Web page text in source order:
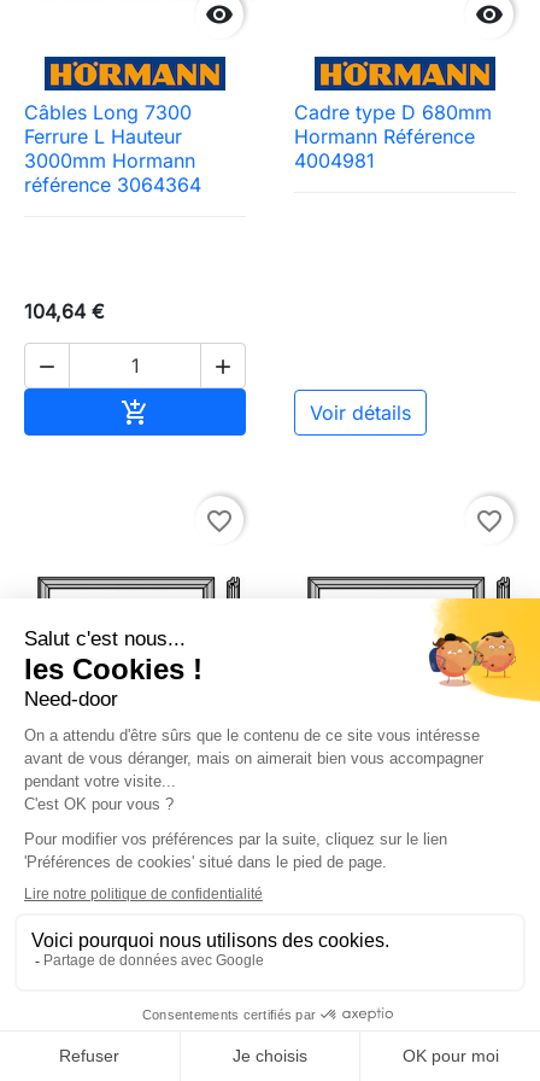

Câbles Long 7300
Ferrure L Hauteur
3000mm Hormann
référence 3064364
104,64 €
 


Cadre type D 680mm
Hormann Référence
4004981
Voir détails
favorite_border
Cadre type D 680mm
Hormann Référence
4005250

favorite_border
4005251
Need-door